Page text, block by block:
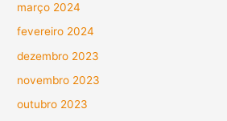
março 2024
fevereiro 2024
dezembro 2023
novembro 2023
outubro 2023